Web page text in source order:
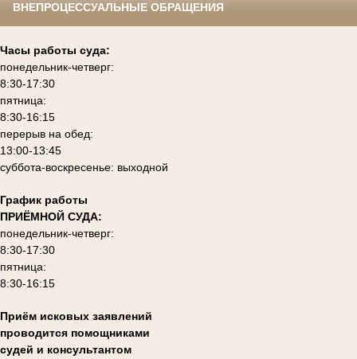
ВНЕПРОЦЕССУАЛЬНЫЕ ОБРАЩЕНИЯ
Часы работы суда:
понедельник-четверг:
8:30-17:30
пятница:
8:30-16:15
перерыв на обед:
13:00-13:45
суббота-воскресенье: выходной
График работы
ПРИЁМНОЙ СУДА:
понедельник-четверг:
8:30-17:30
пятница:
8:30-16:15
Приём исковых заявлений
проводится помощниками
судей и консультантом